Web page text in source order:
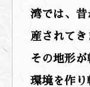
湾では、昔
産されて
その地形
環境を作り